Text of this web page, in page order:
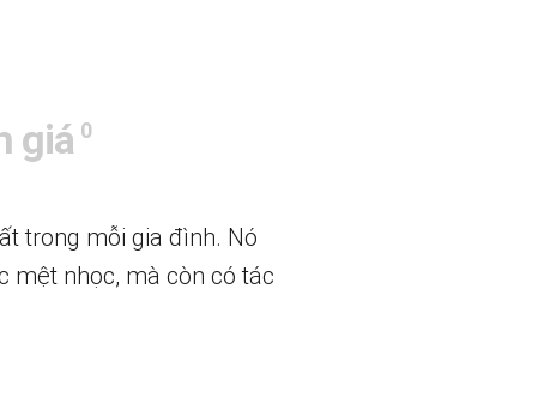
giá 0
trong mỗi gia đình. Nó
mệt nhọc, mà còn có tác